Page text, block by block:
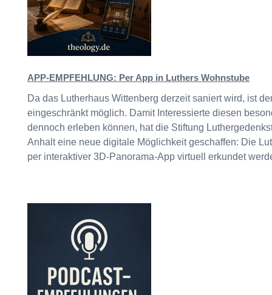
APP-EMPFEHLUNG: Per App in Luthers Wohnstube
Da das Lutherhaus Wittenberg derzeit saniert wird, ist
eingeschränkt möglich. Damit Interessierte diesen
dennoch erleben können, hat die Stiftung
Anhalt eine neue digitale Möglichkeit geschaffen: Die
per interaktiver 3D-Panorama-App virtuell erkundet